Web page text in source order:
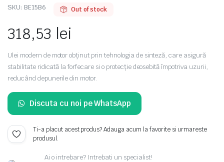
SKU: BE15B6 Out of stock
318,53 lei
Ulei modern de motor obţinut prin tehnologia de sinteză, care asigură
stabilitate ridicată la forfecare si o protecţie deosebită împotriva uzurii,
reducând depunerile din motor.
Discuta cu noi pe WhatsApp
Ti-a placut acest produs? Adauga acum la favorite si urmareste
produsul.
Ai o intrebare? Intrebati un specialist!